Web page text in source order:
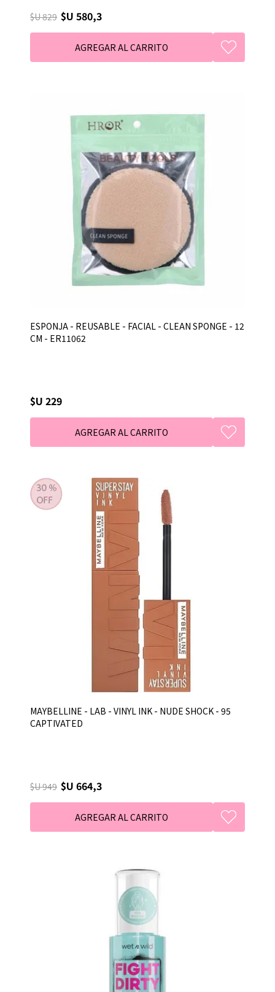
$U 829 $U 580,3
ESPONJA - REUSABLE - FACIAL - CLEAN SPONGE - 12
CM - ER11062
$U 229
MAYBELLINE - LAB - VINYL INK - NUDE SHOCK - 95
CAPTIVATED
$U 949 $U 664,3